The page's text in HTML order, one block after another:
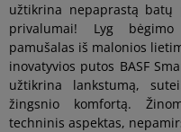
užtikrina nepaprastą
privalumai! Lyg
pamušalas iš malonios
inovatyvios putos BASF
užtikrina lankstumą,
žingsnio komfortą.
techninis aspektas,